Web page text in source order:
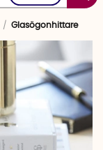
Glasögonhittare